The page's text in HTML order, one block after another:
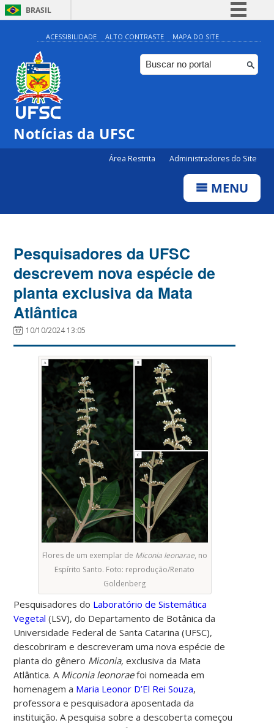
BRASIL
Simplifique!
Comunica BR
Participe
ACESSIBILIDADE ALTO CONTRASTE MAPA DO SITE
Notícias da UFSC
Área Restrita Administradores do Site
MENU
Pesquisadores da UFSC
descrevem nova espécie de
planta exclusiva da Mata
Atlântica
10/10/2024 13:05
Flores de um exemplar de Miconia leonarae, no
Espírito Santo. Foto: reprodução/Renato
Goldenberg
Pesquisadores do Laboratório de Sistemática
Vegetal (LSV), do Departamento de Botânica da
Universidade Federal de Santa Catarina (UFSC),
descobriram e descreveram uma nova espécie de
planta do gênero Miconia, exclusiva da Mata
Atlântica. A Miconia leonoraefoi nomeada em
homenagem a Maria Leonor D’El Rei Souza,
professora e pesquisadora aposentada da
instituição. A pesquisa sobre a descoberta começou